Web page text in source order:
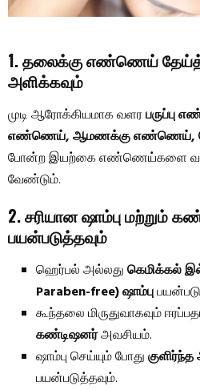
1. தலைக்கு எண்ணெய்
அளிக்கவும்
முடி ஆரோக்கியமாக வளரபருப்பு
எண்ணெய், ஆமணக்கு எண்ணெய்,
போன்ற இயற்கை எண்ணெய்களை
வேண்டும்.
2. சரியான ஷாம்பு மற்றும்
பயன்படுத்தவும்
ஹெர்பல் அல்லதுகெமிக்கல்
Paraben-free) ஷாம்பு
கூந்தலை மிருதுவாகவும்
கண்டிஷனர்அவசியம்.
ஷாம்பு செய்யும் போது
பயன்படுத்தவும்.